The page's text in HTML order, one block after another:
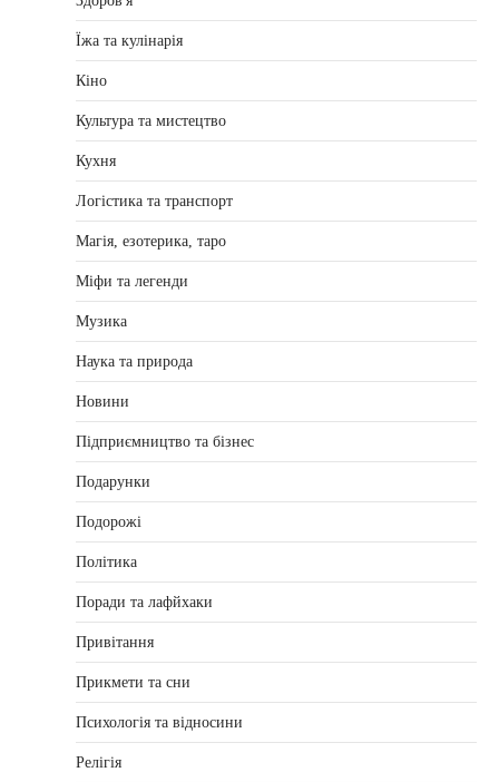
Їжа та кулінарія
Кіно
Культура та мистецтво
Кухня
Логістика та транспорт
Магія, езотерика, таро
Міфи та легенди
Музика
Наука та природа
Новини
Підприємництво та бізнес
Подарунки
Подорожі
Політика
Поради та лафйхаки
Привітання
Прикмети та сни
Психологія та відносини
Релігія